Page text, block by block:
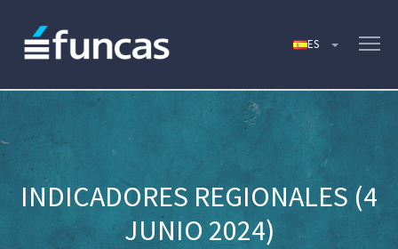
INDICADORES REGIONALES (4
JUNIO 2024)